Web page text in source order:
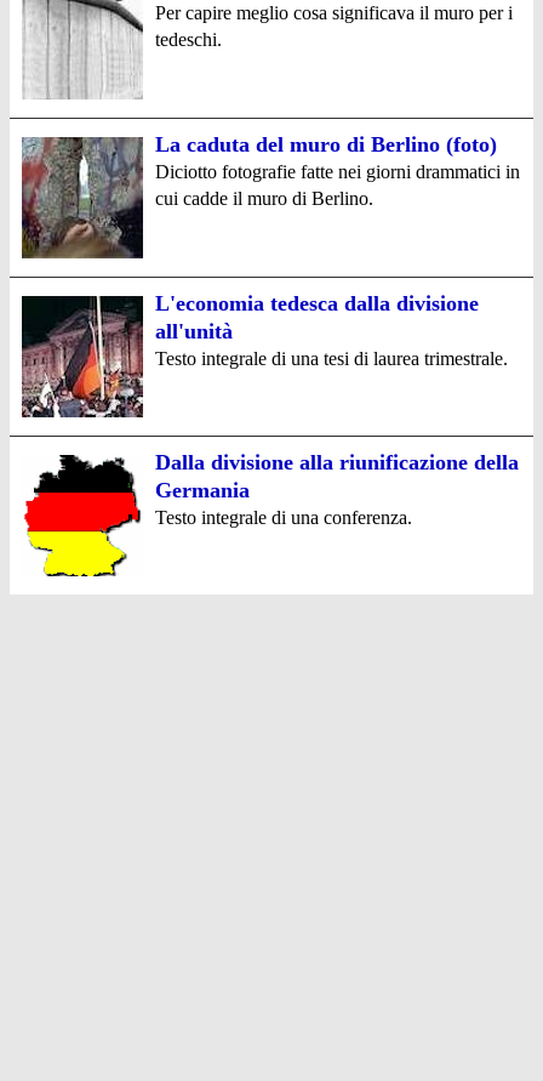
Per capire meglio cosa significava il muro per i
tedeschi.
La caduta del muro di Berlino (foto)
Diciotto fotografie fatte nei giorni drammatici in
cui cadde il muro di Berlino.
L'economia tedesca dalla divisione
all'unità
Testo integrale di una tesi di laurea trimestrale.
Dalla divisione alla riunificazione della
Germania
Testo integrale di una conferenza.